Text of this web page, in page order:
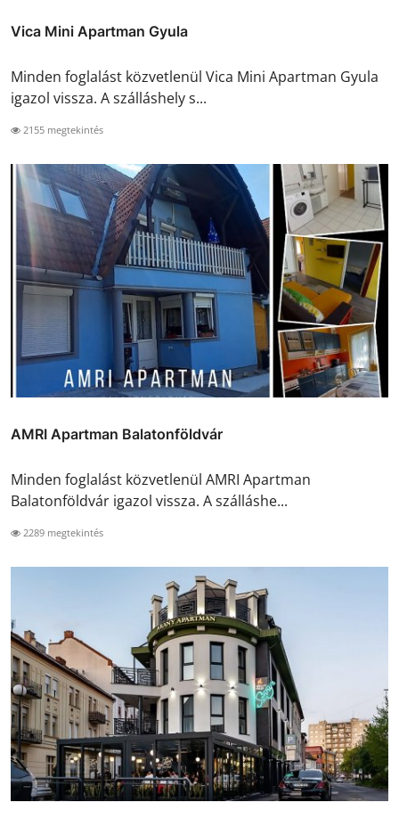
Vica Mini Apartman Gyula
Minden foglalást közvetlenül Vica Mini Apartman Gyula
igazol vissza. A szálláshely s...
2155 megtekintés
AMRI Apartman Balatonföldvár
Minden foglalást közvetlenül AMRI Apartman
Balatonföldvár igazol vissza. A szálláshe...
2289 megtekintés